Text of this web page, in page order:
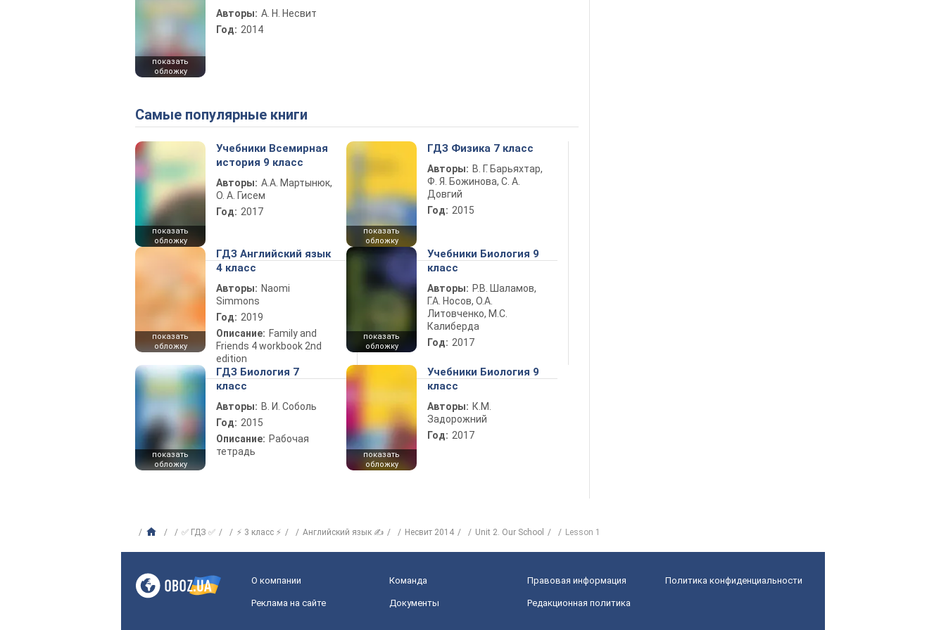
показать
обложку
Авторы: А. Н. Несвит
Год: 2014
Самые популярные книги
показать
обложку
Учебники Всемирная
история 9 класс
Авторы: А.А. Мартынюк,
О. А. Гисем
Год: 2017
показать
обложку
ГДЗ Физика 7 класс
Авторы: В. Г. Барьяхтар,
Ф. Я. Божинова, С. А.
Довгий
Год: 2015
показать
обложку
ГДЗ Английский язык
4 класс
Авторы: Naomi
Simmons
Год: 2019
Описание: Family and
Friends 4 workbook 2nd
edition
показать
обложку
Учебники Биология 9
класс
Авторы: Р.В. Шаламов,
Г.А. Носов, О.А.
Литовченко, М.С.
Калиберда
Год: 2017
показать
обложку
ГДЗ Биология 7
класс
Авторы: В. И. Соболь
Год: 2015
Описание: Рабочая
тетрадь
показать
обложку
Учебники Биология 9
класс
Авторы: К.М.
Задорожний
Год: 2017
✅ ГДЗ ✅ ⚡ 3 класс ⚡ Английский язык ✍ Несвит 2014 Unit 2. Our School Lesson 1
О компании Команда Правовая информация Политика конфиденциальности
Реклама на сайте Документы Редакционная политика